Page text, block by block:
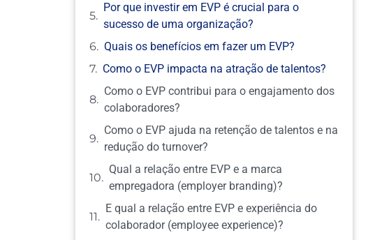
Por que investir em EVP é crucial para o
sucesso de uma organização?
Quais os benefícios em fazer um EVP?
Como o EVP impacta na atração de talentos?
Como o EVP contribui para o engajamento dos
colaboradores?
Como o EVP ajuda na retenção de talentos e na
redução do turnover?
Qual a relação entre EVP e a marca
empregadora (employer branding)?
E qual a relação entre EVP e experiência do
colaborador (employee experience)?